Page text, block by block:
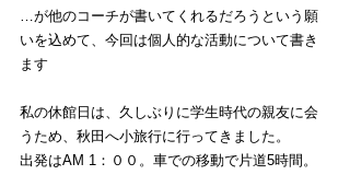
…が他のコーチが書いてくれるだろうという願
いを込めて、今回は個人的な活動について書き
ます
私の休館日は、久しぶりに学生時代の親友に会
うため、秋田へ小旅行に行ってきました。
出発はAM 1：００。車での移動で片道5時間。